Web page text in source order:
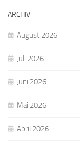
ARCHIV
August 2026
Juli 2026
Juni 2026
Mai 2026
April 2026